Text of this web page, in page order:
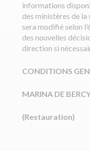
informations
des ministères de la
sera modifié selon
des nouvelles
direction si
CONDITIONS
MARINA DE
(Restauration)